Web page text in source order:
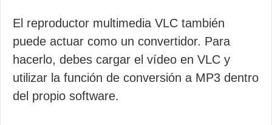
El reproductor multimedia VLC también
puede actuar como un convertidor. Para
hacerlo, debes cargar el vídeo en VLC y
utilizar la función de conversión a MP3 dentro
del propio software.